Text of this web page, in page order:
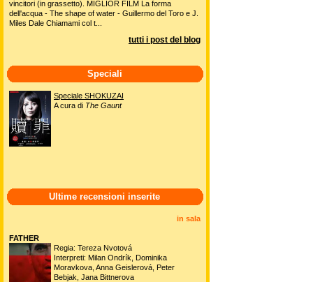
vincitori (in grassetto). MIGLIOR FILM La forma
dell'acqua - The shape of water - Guillermo del Toro e J.
Miles Dale Chiamami col t...
tutti i post del blog
Speciali
Speciale SHOKUZAI
A cura di The Gaunt
Ultime recensioni inserite
in sala
FATHER
Regia: Tereza Nvotová
Interpreti: Milan Ondrík, Dominika
Moravkova, Anna Geislerová, Peter
Bebjak, Jana Bittnerova